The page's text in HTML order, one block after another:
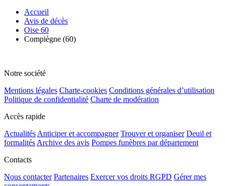
Accueil
Avis de décès
Oise 60
Compiègne (60)
Notre société
Mentions légales Charte-cookies Conditions générales d’utilisation
Politique de confidentialité Charte de modération
Accès rapide
Actualités Anticiper et accompagner Trouver et organiser Deuil et
formalités Archive des avis Pompes funèbres par département
Contacts
Nous contacter Partenaires Exercer vos droits RGPD Gérer mes